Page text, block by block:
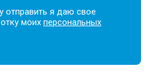
отправить я даю свое
моихперсональных